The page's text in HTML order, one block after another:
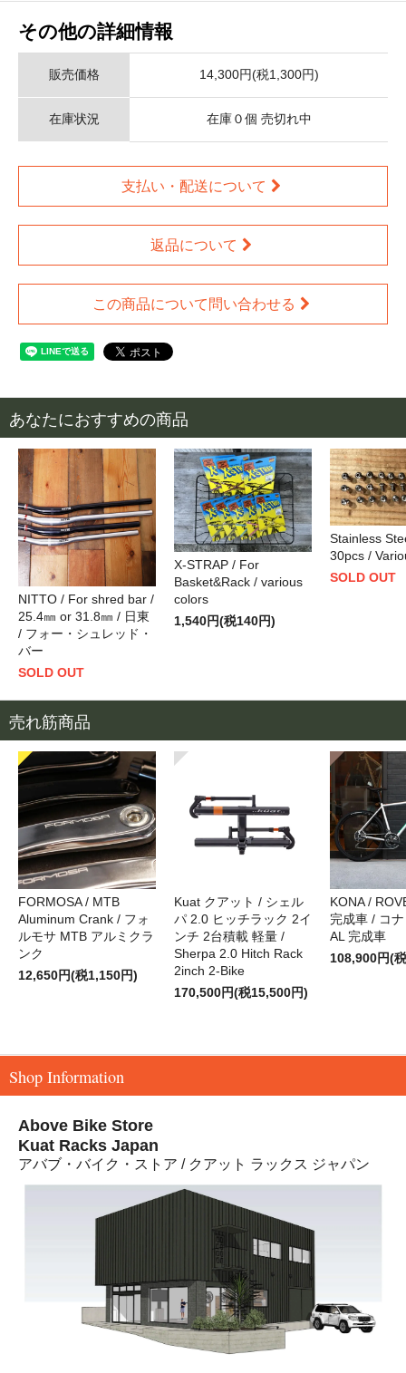
その他の詳細情報
販売価格 14,300円(税1,300円)
在庫状況 在庫０個 売切れ中
支払い・配送について
返品について
この商品について問い合わせる
あなたにおすすめの商品
NITTO / For shred bar /
25.4㎜ or 31.8㎜ / 日東
/ フォー・シュレッド・
バー
SOLD OUT
X-STRAP / For
Basket&Rack / various
colors
1,540円(税140円)
Stainless
30pcs /
SOLD OUT
売れ筋商品
FORMOSA / MTB
Aluminum Crank / フォ
ルモサ MTB アルミクラ
ンク
12,650円(税1,150円)
Kuat クアット / シェル
パ 2.0 ヒッチラック 2イ
ンチ 2台積載 軽量 /
Sherpa 2.0 Hitch Rack
2inch 2-Bike
170,500円(税15,500円)
KONA /
完成車 / コ
AL 完成車
108,900円(
Shop Information
Above Bike Store
Kuat Racks Japan
アバブ・バイク・ストア / クアット ラックス ジャパン